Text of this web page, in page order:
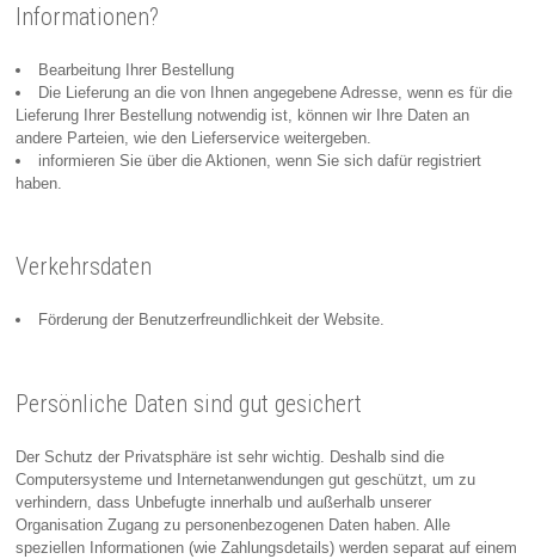
Informationen?
Bearbeitung Ihrer Bestellung
Die Lieferung an die von Ihnen angegebene Adresse, wenn es für die
Lieferung Ihrer Bestellung notwendig ist, können wir Ihre Daten an
andere Parteien, wie den Lieferservice weitergeben.
informieren Sie über die Aktionen, wenn Sie sich dafür registriert
haben.
Verkehrsdaten
Förderung der Benutzerfreundlichkeit der Website.
Persönliche Daten sind gut gesichert
Der Schutz der Privatsphäre ist sehr wichtig. Deshalb sind die
Computersysteme und Internetanwendungen gut geschützt, um zu
verhindern, dass Unbefugte innerhalb und außerhalb unserer
Organisation Zugang zu personenbezogenen Daten haben. Alle
speziellen Informationen (wie Zahlungsdetails) werden separat auf einem